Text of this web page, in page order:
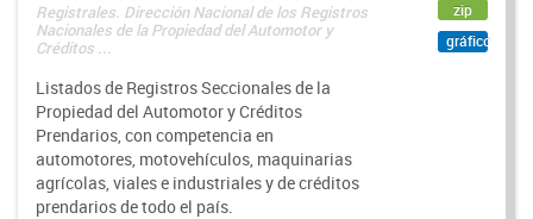
Registrales. Dirección Nacional de los Registros
Nacionales de la Propiedad del Automotor y
Créditos ...
Listados de Registros Seccionales de la
Propiedad del Automotor y Créditos
Prendarios, con competencia en
automotores, motovehículos, maquinarias
agrícolas, viales e industriales y de créditos
prendarios de todo el país.
zip
gráfico